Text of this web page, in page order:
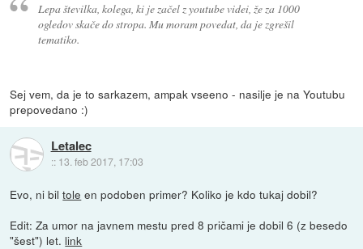
Lepa številka, kolega, ki je začel z youtube videi, že za 1000
ogledov skače do stropa. Mu moram povedat, da je zgrešil
tematiko.
Sej vem, da je to sarkazem, ampak vseeno - nasilje je na Youtubu
prepovedano :)
Letalec
:: 13. feb 2017, 17:03
Evo, ni biltole en podoben primer? Koliko je kdo tukaj dobil?
Edit: Za umor na javnem mestu pred 8 pričami je dobil 6 (z besedo
"šest") let. link